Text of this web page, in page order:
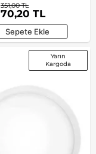
351,00 TL
70,20 TL
Sepete Ekle
Yarın
Kargoda